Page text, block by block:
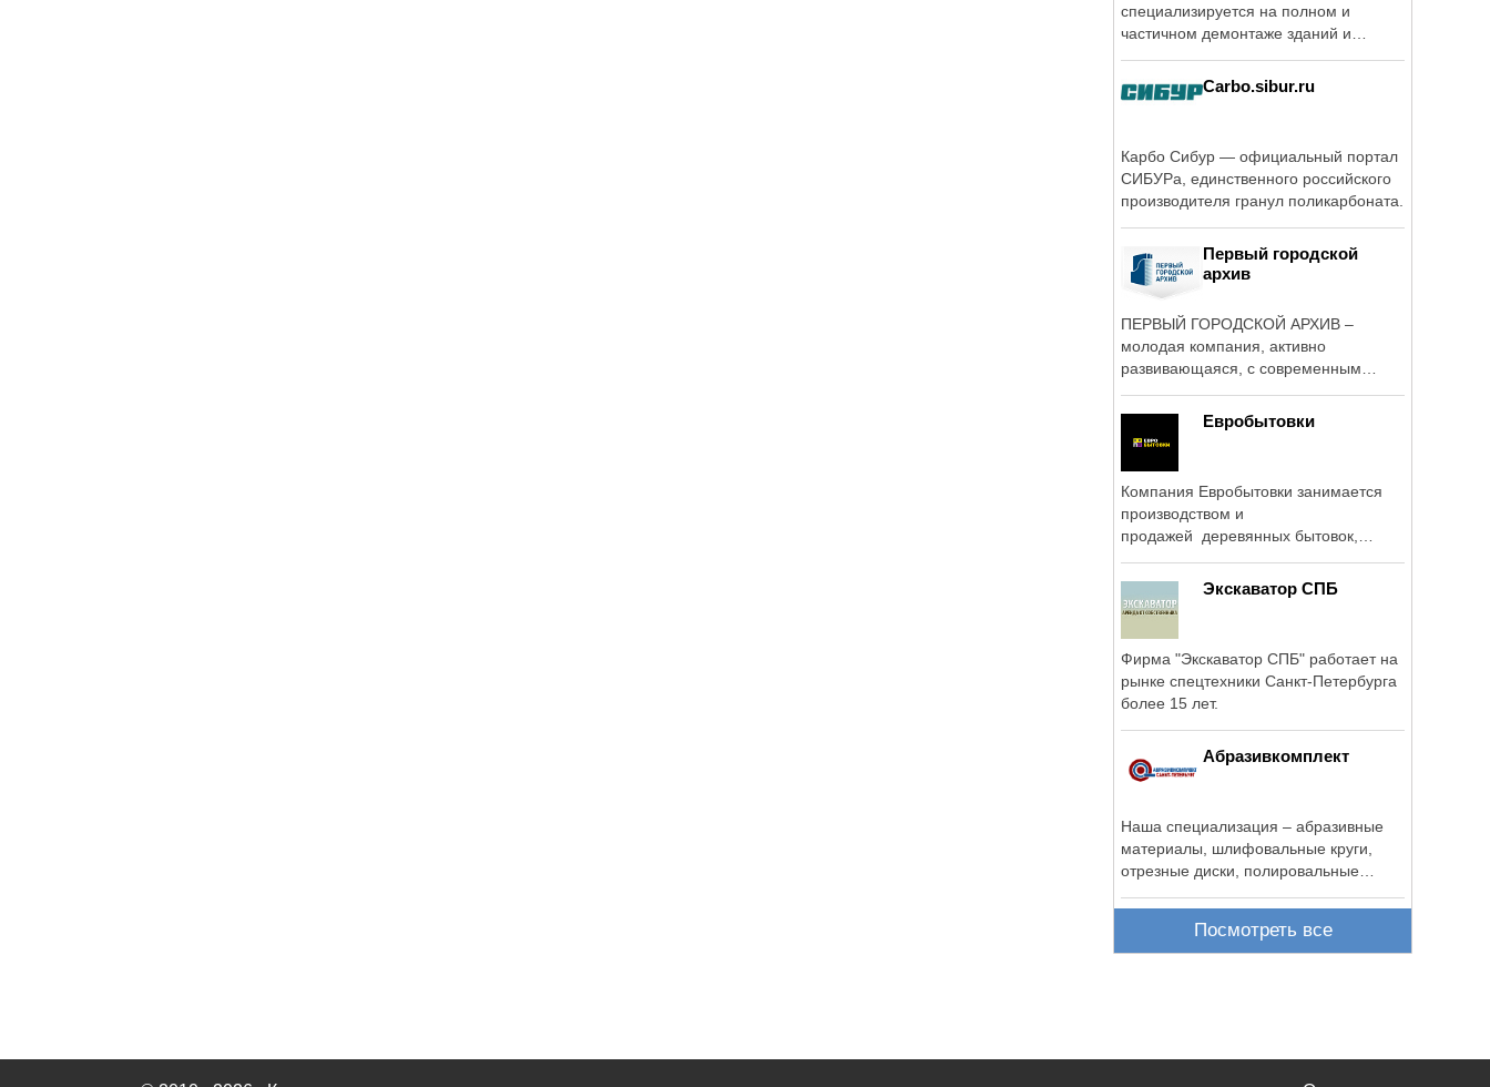
специализируется на полном и
частичном демонтаже зданий и
Carbo.sibur.ru
Карбо Сибур — официальный портал
СИБУРа, единственного российского
производителя гранул поликарбоната.
Первый городской
архив
ПЕРВЫЙ ГОРОДСКОЙ АРХИВ –
молодая компания, активно
развивающаяся, с современным
Евробытовки
Компания Евробытовки занимается
производством и
продажей деревянных бытовок,
Экскаватор СПБ
Фирма "Экскаватор СПБ" работает на
рынке спецтехники Санкт-Петербурга
более 15 лет.
Абразивкомплект
Наша специализация – абразивные
материалы, шлифовальные круги,
отрезные диски, полировальные
Посмотреть все